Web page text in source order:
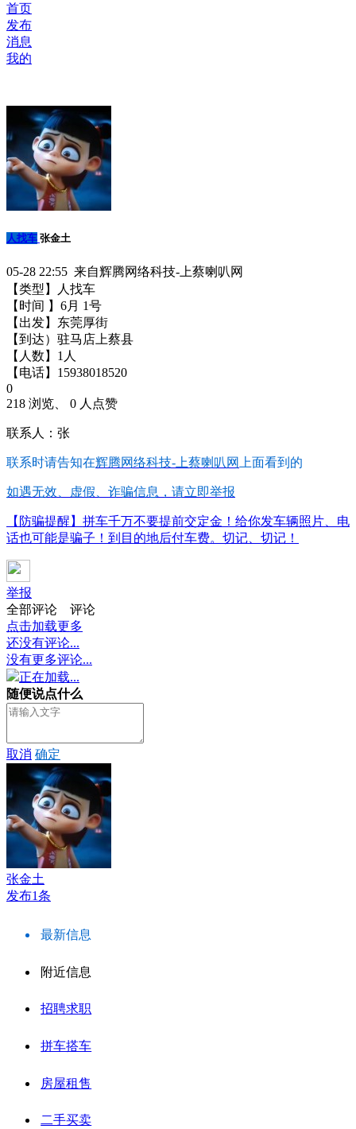
首页
发布
消息
我的
人找车 张金土
05-28 22:55 来自辉腾网络科技-上蔡喇叭网
【类型】人找车
【时间 】6月 1号
【出发】东莞厚街
【到达）驻马店上蔡县
【人数】1人
【电话】15938018520
0
218 浏览、 0 人点赞
联系人：张
联系时请告知在辉腾网络科技-上蔡喇叭网 上面看到的
如遇无效、虚假、诈骗信息，请立即举报
【防骗提醒】拼车千万不要提前交定金！给你发车辆照片、电
话也可能是骗子！到目的地后付车费。切记、切记！
举报
全部评论
评论
点击加载更多
还没有评论...
没有更多评论...
正在加载...
随便说点什么
取消 确定
张金土
发布1条
最新信息
附近信息
招聘求职
拼车搭车
房屋租售
二手买卖